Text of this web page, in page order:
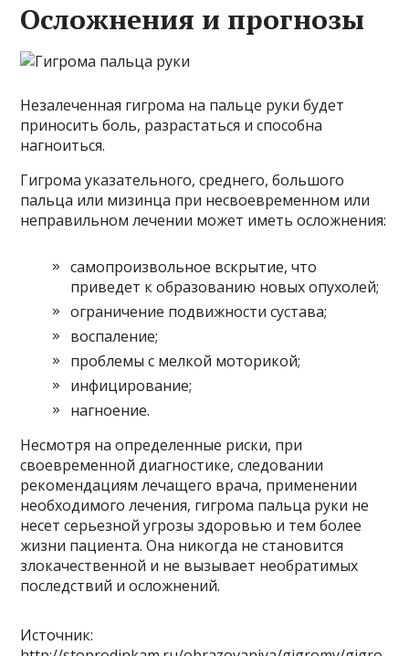
Осложнения и прогнозы
Незалеченная гигрома на пальце руки будет
приносить боль, разрастаться и способна
нагноиться.
Гигрома указательного, среднего, большого
пальца или мизинца при несвоевременном или
неправильном лечении может иметь осложнения:
самопроизвольное вскрытие, что
приведет к образованию новых опухолей;
ограничение подвижности сустава;
воспаление;
проблемы с мелкой моторикой;
инфицирование;
нагноение.
Несмотря на определенные риски, при
своевременной диагностике, следовании
рекомендациям лечащего врача, применении
необходимого лечения, гигрома пальца руки не
несет серьезной угрозы здоровью и тем более
жизни пациента. Она никогда не становится
злокачественной и не вызывает необратимых
последствий и осложнений.
Источник: